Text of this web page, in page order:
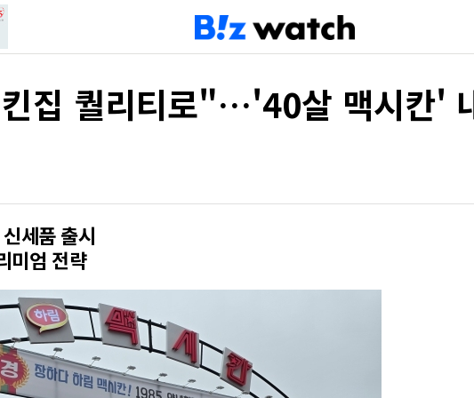
집 퀄리티로"…'40살 맥시칸'
세품 출시
미엄 전략